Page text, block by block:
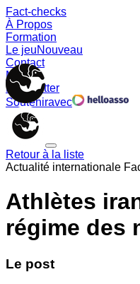
Fact-checks
À Propos
Formation
Le jeuNouveau
Contact
Memes
Newsletter
Souteniravec
Retour à la liste
Actualité internationale
Athlètes
régime des
Le post